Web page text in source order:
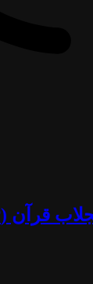
– مرزها و محدودیت‌ها؟ - آزاد فارسانی